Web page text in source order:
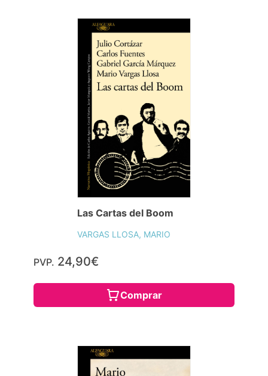
Las Cartas del Boom
VARGAS LLOSA, MARIO
PVP. 24,90€
Comprar